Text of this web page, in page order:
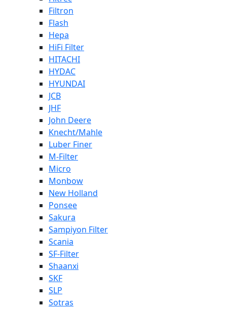
Filtron
Flash
Hepa
HiFi Filter
HITACHI
HYDAC
HYUNDAI
JCB
JHF
John Deere
Knecht/Mahle
Luber Finer
M-Filter
Micro
Monbow
New Holland
Ponsee
Sakura
Sampiyon Filter
Scania
SF-Filter
Shaanxi
SKF
SLP
Sotras